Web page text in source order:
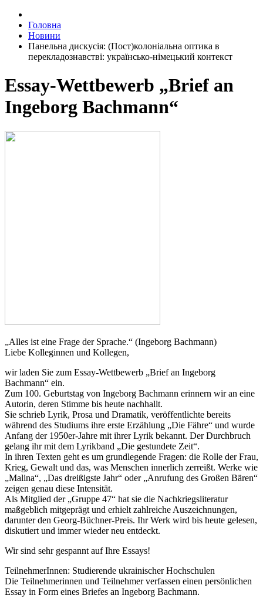
Головна
Новини
Панельна дискусія: (Пост)колоніальна оптика в
перекладознавстві: українсько-німецький контекст
Essay-Wettbewerb „Brief an
Ingeborg Bachmann“
„Alles ist eine Frage der Sprache.“ (Ingeborg Bachmann)
Liebe Kolleginnen und Kollegen,
wir laden Sie zum Essay-Wettbewerb „Brief an Ingeborg
Bachmann“ ein.
Zum 100. Geburtstag von Ingeborg Bachmann erinnern wir an eine
Autorin, deren Stimme bis heute nachhallt.
Sie schrieb Lyrik, Prosa und Dramatik, veröffentlichte bereits
während des Studiums ihre erste Erzählung „Die Fähre“ und wurde
Anfang der 1950er-Jahre mit ihrer Lyrik bekannt. Der Durchbruch
gelang ihr mit dem Lyrikband „Die gestundete Zeit“.
In ihren Texten geht es um grundlegende Fragen: die Rolle der Frau,
Krieg, Gewalt und das, was Menschen innerlich zerreißt. Werke wie
„Malina“, „Das dreißigste Jahr“ oder „Anrufung des Großen Bären“
zeigen genau diese Intensität.
Als Mitglied der „Gruppe 47“ hat sie die Nachkriegsliteratur
maßgeblich mitgeprägt und erhielt zahlreiche Auszeichnungen,
darunter den Georg-Büchner-Preis. Ihr Werk wird bis heute gelesen,
diskutiert und immer wieder neu entdeckt.
Wir sind sehr gespannt auf Ihre Essays!
TeilnehmerInnen: Studierende ukrainischer Hochschulen
Die Teilnehmerinnen und Teilnehmer verfassen einen persönlichen
Essay in Form eines Briefes an Ingeborg Bachmann.